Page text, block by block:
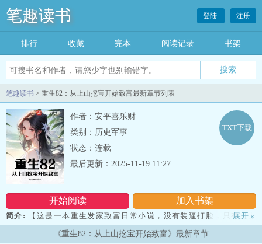
笔趣读书 登陆 注册
排行 收藏 完本 阅读记录 书架
笔趣读书 > 重生82：从上山挖宝开始致富最新章节列表
作者：安平喜乐财
类别：历史军事
状态：连载
开始阅读 加入书架
TXT下载
最后更新：2025-11-19 11:27
简介:
【这是一本重生发家致富日常小说，没有装逼打脸，只有上山
下河的悠闲。 年代文，日常，赚钱，种田，恋爱，家长里短！】王
顺重生到1982，前世的他有太多的遗憾，今生得以弥补。 刚开局，
展开 »
《重生82：从上山挖宝开始致富》最新章节